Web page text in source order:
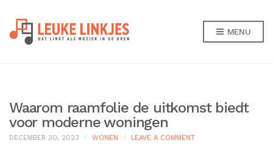
MENU
Waarom raamfolie de uitkomst biedt
voor moderne woningen
DECEMBER 30, 2023 WONEN LEAVE A COMMENTON